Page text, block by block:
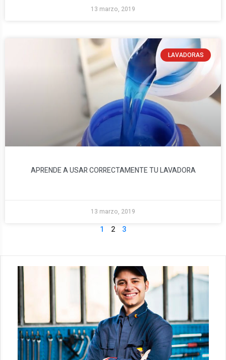
13 marzo, 2019
LAVADORAS
APRENDE A USAR CORRECTAMENTE TU LAVADORA
13 marzo, 2019
1 2 3